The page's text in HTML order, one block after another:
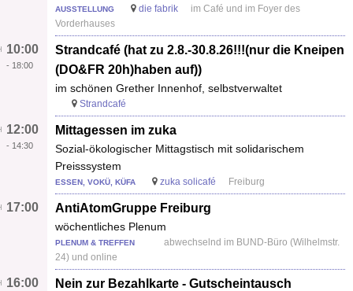
AUSSTELLUNG die fabrik
im Café und im Foyer des
Vorderhauses
Strandcafé (hat zu 2.8.-30.8.26!!!(nur die Kneipen
(DO&FR 20h)haben auf))
im schönen Grether Innenhof, selbstverwaltet
10:00
- 18:00
Strandcafé
Mittagessen im zuka
Sozial-ökologischer Mittagstisch mit solidarischem
Preisssystem
12:00
- 14:30
ESSEN, VOKÜ, KÜFA zuka solicafé Freiburg
AntiAtomGruppe Freiburg
wöchentliches Plenum
17:00
PLENUM & TREFFEN
abwechselnd im BUND-Büro (Wilhelmstr.
24) und online
Nein zur Bezahlkarte - Gutscheintausch
16:00